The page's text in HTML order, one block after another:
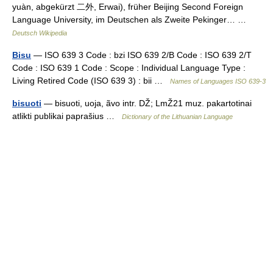
yuàn, abgekürzt 二外, Erwai), früher Beijing Second Foreign
Language University, im Deutschen als Zweite Pekinger… …
Deutsch Wikipedia
Bisu — ISO 639 3 Code : bzi ISO 639 2/B Code : ISO 639 2/T
Code : ISO 639 1 Code : Scope : Individual Language Type :
Living Retired Code (ISO 639 3) : bii …
Names of Languages ISO 639-3
bisuoti — bisuoti, uoja, ãvo intr. DŽ; LmŽ21 muz. pakartotinai
atlikti publikai paprašius …
Dictionary of the Lithuanian Language